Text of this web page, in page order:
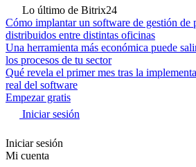
Lo último de Bitrix24
Cómo implantar un software de gestión de
distribuidos entre distintas oficinas
Una herramienta más económica puede
los procesos de tu sector
Qué revela el primer mes tras la
real del software
Empezar gratis
Iniciar sesión
Iniciar sesión
Mi cuenta